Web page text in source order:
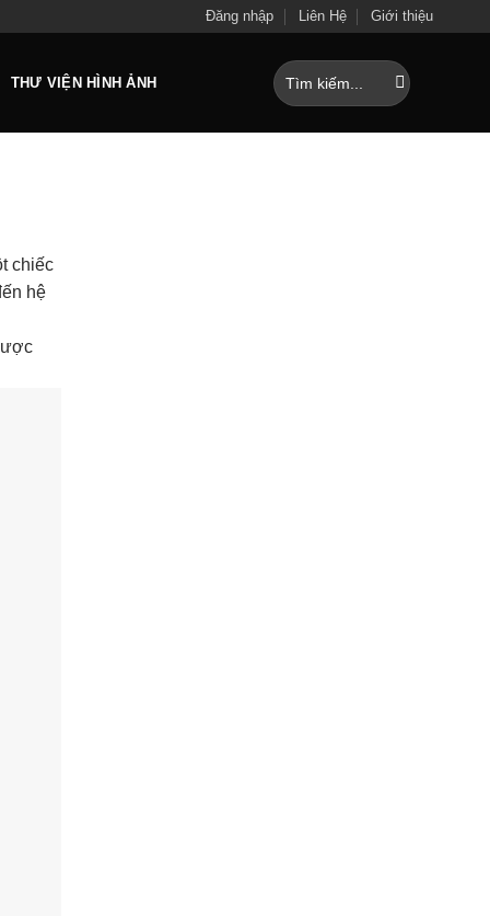
Đăng nhập Liên Hệ Giới thiệu
THƯ VIỆN HÌNH ẢNH
Tìm
kiếm:
chiếc
hệ